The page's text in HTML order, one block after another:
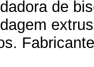
de